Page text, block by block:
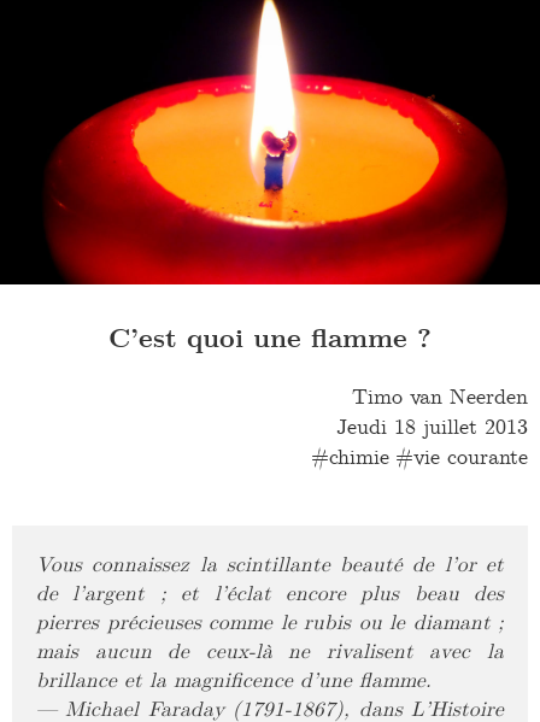
C’est quoi une flamme ?
Timo van Neerden
Jeudi 18 juillet 2013
chimie
vie courante
Vous connaissez la scintillante beauté de l’or et
de l’argent ; et l’éclat encore plus beau des
pierres précieuses comme le rubis ou le diamant ;
mais aucun de ceux-là ne rivalisent avec la
brillance et la magnificence d’une flamme.
— Michael Faraday (1791-1867), dans L’Histoire